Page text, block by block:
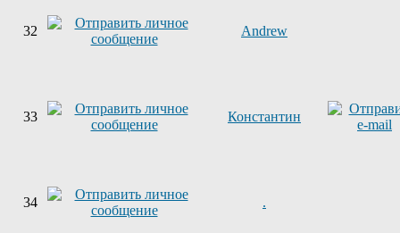
32 Andrew
33 Константин
34 .